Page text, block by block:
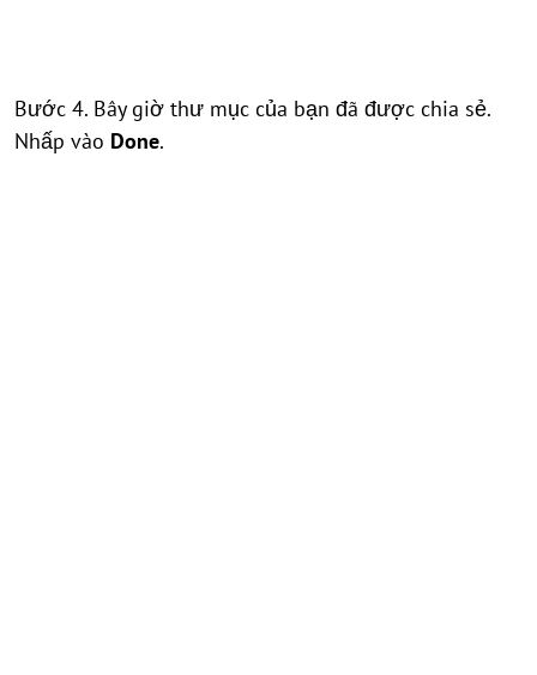
Bước 4. Bây giờ thư mục của bạn đã được chia sẻ.
Nhấp vào Done.